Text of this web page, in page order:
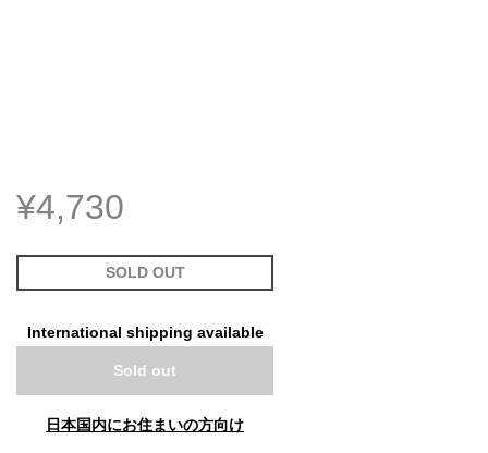
¥4,730
SOLD OUT
International shipping available
Sold out
日本国内にお住まいの方向け